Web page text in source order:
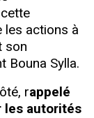
les actions à
son
Bouna Sylla.
rappelé
les autorités